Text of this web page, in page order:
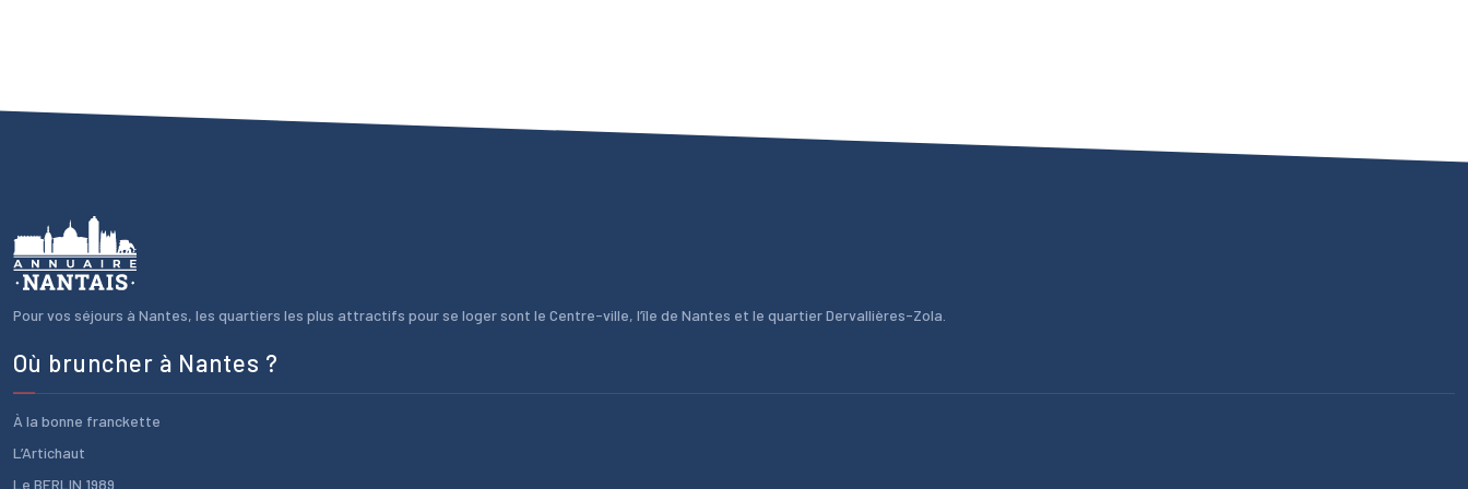
Pour vos séjours à Nantes, les quartiers les plus attractifs pour se loger sont le Centre-ville, l’île de Nantes et le quartier Dervallières-Zola.
Où bruncher à Nantes ?
À la bonne franckette
L’Artichaut
Le BERLIN 1989